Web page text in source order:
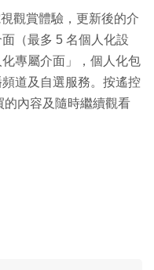
觀賞體驗，更新後的介
（最多 5 名個人化設
專屬介面」，個人化包
道及自選服務。按遙控
內容及隨時繼續觀看